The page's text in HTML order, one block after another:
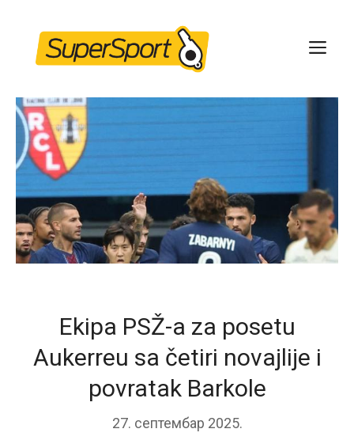
content
Ekipa PSŽ-a za posetu
Aukerreu sa četiri novajlije i
povratak Barkole
27. септембар 2025.